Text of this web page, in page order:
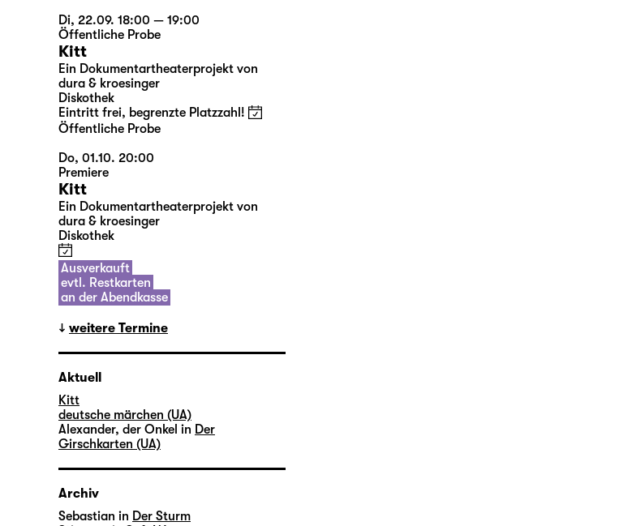
Di, 22.09. 18:00 — 19:00
Öffentliche Probe
Kitt
Ein Dokumentartheaterprojekt von
dura & kroesinger
Diskothek
Eintritt frei, begrenzte Platzzahl!
Öffentliche Probe
Do, 01.10. 20:00
Premiere
Kitt
Ein Dokumentartheaterprojekt von
dura & kroesinger
Diskothek
Ausverkauft
evtl. Restkarten
an der Abendkasse
weitere Termine
Aktuell
Kitt
deutsche märchen (UA)
Alexander, der Onkel in Der
Girschkarten (UA)
Archiv
Sebastian in Der Sturm